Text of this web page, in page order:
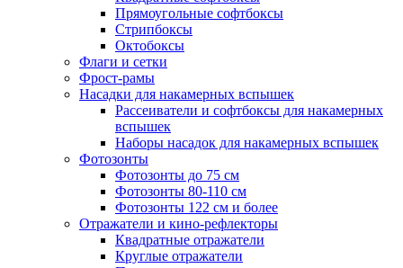
Прямоугольные софтбоксы
Стрипбоксы
Октобоксы
Флаги и сетки
Фрост-рамы
Насадки для накамерных вспышек
Рассеиватели и софтбоксы для накамерных
вспышек
Наборы насадок для накамерных вспышек
Фотозонты
Фотозонты до 75 см
Фотозонты 80-110 см
Фотозонты 122 см и более
Отражатели и кино-рефлекторы
Квадратные отражатели
Круглые отражатели